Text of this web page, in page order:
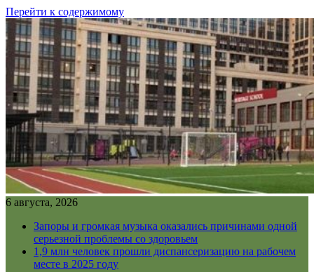
Перейти к содержимому
6 августа, 2026
Запоры и громкая музыка оказались причинами одной
серьезной проблемы со здоровьем
1,9 млн человек прошли диспансеризацию на рабочем
месте в 2025 году